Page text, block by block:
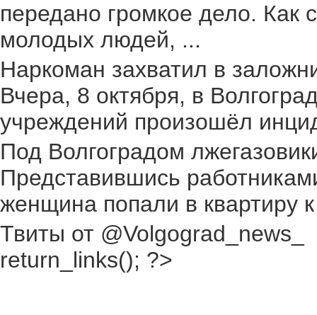
передано громкое дело. Как
молодых людей, ...
Наркоман захватил в
Вчера, 8 октября, в
учреждений произошёл
Под Волгоградом
Представившись
женщина попали в квартиру
Твиты от @Volgograd_news_
return_links(); ?>